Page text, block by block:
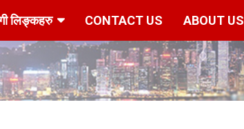
लिङ्कहरु CONTACT US ABOUT US